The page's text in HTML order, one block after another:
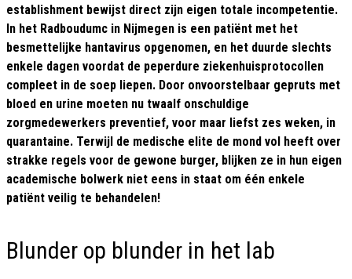
establishment bewijst direct zijn eigen totale incompetentie.
In het Radboudumc in Nijmegen is een patiënt met het
besmettelijke hantavirus opgenomen, en het duurde slechts
enkele dagen voordat de peperdure ziekenhuisprotocollen
compleet in de soep liepen. Door onvoorstelbaar gepruts met
bloed en urine moeten nu twaalf onschuldige
zorgmedewerkers preventief, voor maar liefst zes weken, in
quarantaine. Terwijl de medische elite de mond vol heeft over
strakke regels voor de gewone burger, blijken ze in hun eigen
academische bolwerk niet eens in staat om één enkele
patiënt veilig te behandelen!
Blunder op blunder in het lab